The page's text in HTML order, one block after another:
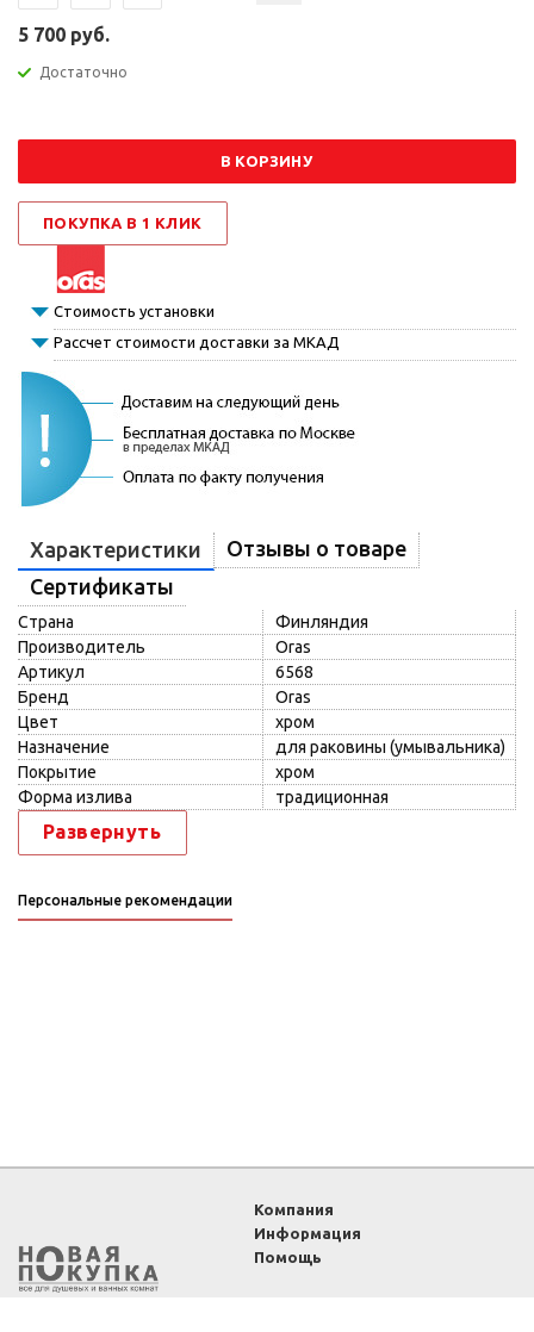
5 700 руб.
Достаточно
В КОРЗИНУ
ПОКУПКА В 1 КЛИК
Стоимость установки
Рассчет стоимости доставки за МКАД
Характеристики
Отзывы о товаре
Сертификаты
Страна
Финляндия
Производитель
Oras
Артикул
6568
Бренд
Oras
Цвет
хром
Назначение
для раковины (умывальника)
Покрытие
хром
Форма излива
традиционная
Развернуть
Персональные рекомендации
Компания
Информация
Помощь